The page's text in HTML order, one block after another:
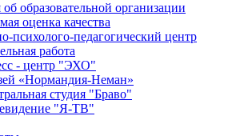
образовательной организации
оценка качества
психолого-педагогический центр
работа
- центр "ЭХО"
«Нормандия-Неман»
студия "Браво"
"Я-ТВ"